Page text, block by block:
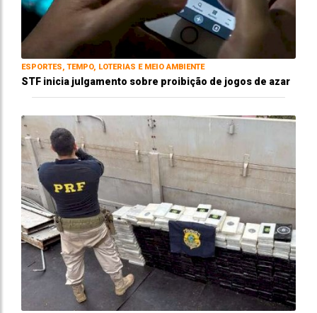
ESPORTES, TEMPO, LOTERIAS E MEIO AMBIENTE
STF inicia julgamento sobre proibição de jogos de azar